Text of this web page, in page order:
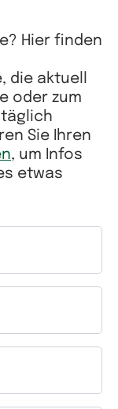
Hier finden
die aktuell
oder zum
täglich
Sie Ihren
, um Infos
etwas